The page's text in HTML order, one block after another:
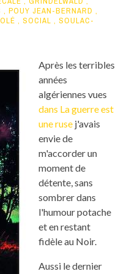
, POUY JEAN-BERNARD ,
, SOCIAL , SOULAC-
Après les terribles
années
algériennes vues
dans La guerre est
une ruse j'avais
envie de
m'accorder un
moment de
détente, sans
sombrer dans
l'humour potache
et en restant
fidèle au Noir.
Aussi le dernier